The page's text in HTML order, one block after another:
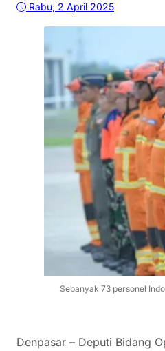
Rabu, 2 April 2025
Sebanyak 73 personel
Denpasar – Deputi Bidang